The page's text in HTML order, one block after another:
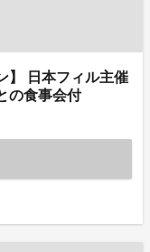
】 日本フィル主催
の食事会付